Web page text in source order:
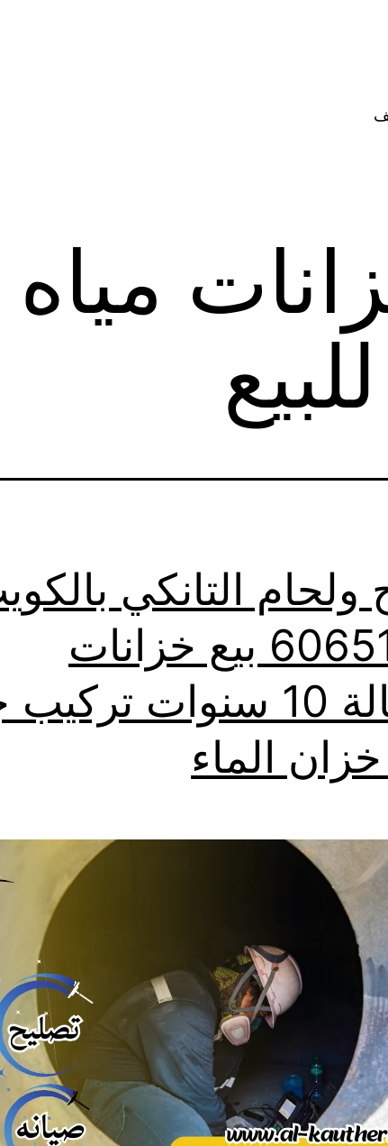
مياه
ولحام التانكي
60651553 بيع خزانات
بالكفالة 10 سنوات
خزان الماء